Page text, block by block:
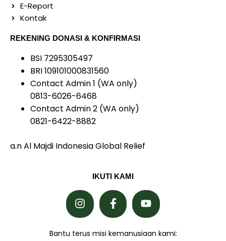
E-Report
Kontak
REKENING DONASI & KONFIRMASI
BSI 7295305497
BRI 109101000831560
Contact Admin 1 (WA only)
0813-6026-6468
Contact Admin 2 (WA only)
0821-6422-8882
a.n Al Majdi Indonesia Global Relief
IKUTI KAMI
Bantu terus misi kemanusiaan kami: